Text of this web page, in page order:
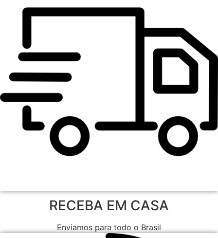
RECEBA EM CASA
Enviamos para todo o Brasil